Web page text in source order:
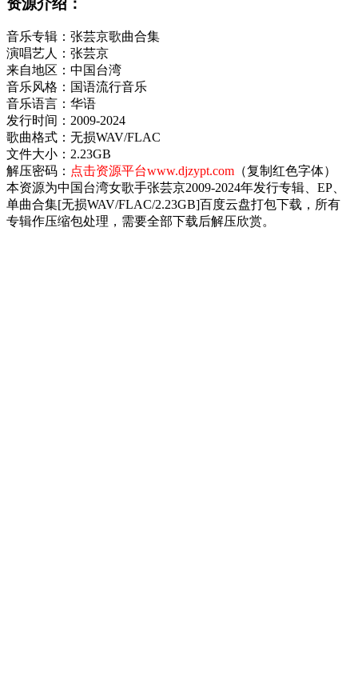
音乐专辑：张芸京歌曲合集
演唱艺人：张芸京
来自地区：中国台湾
音乐风格：国语流行音乐
音乐语言：华语
发行时间：2009-2024
歌曲格式：无损WAV/FLAC
文件大小：2.23GB
解压密码： 点击资源平台www.djzypt.com （复制红色字体）
本资源为中国台湾女歌手张芸京2009-2024年发行专辑、EP、
单曲合集[无损WAV/FLAC/2.23GB]百度云盘打包下载，所有
专辑作压缩包处理，需要全部下载后解压欣赏。